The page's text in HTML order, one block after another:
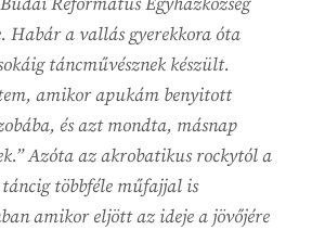
Református Egyházközség
Habár a vallás gyerekkora óta
táncművésznek készült.
amikor apukám benyitott
és azt mondta, másnap
Azóta az akrobatikus rockytól a
többféle műfajjal is
amikor eljött az ideje a jövőjére